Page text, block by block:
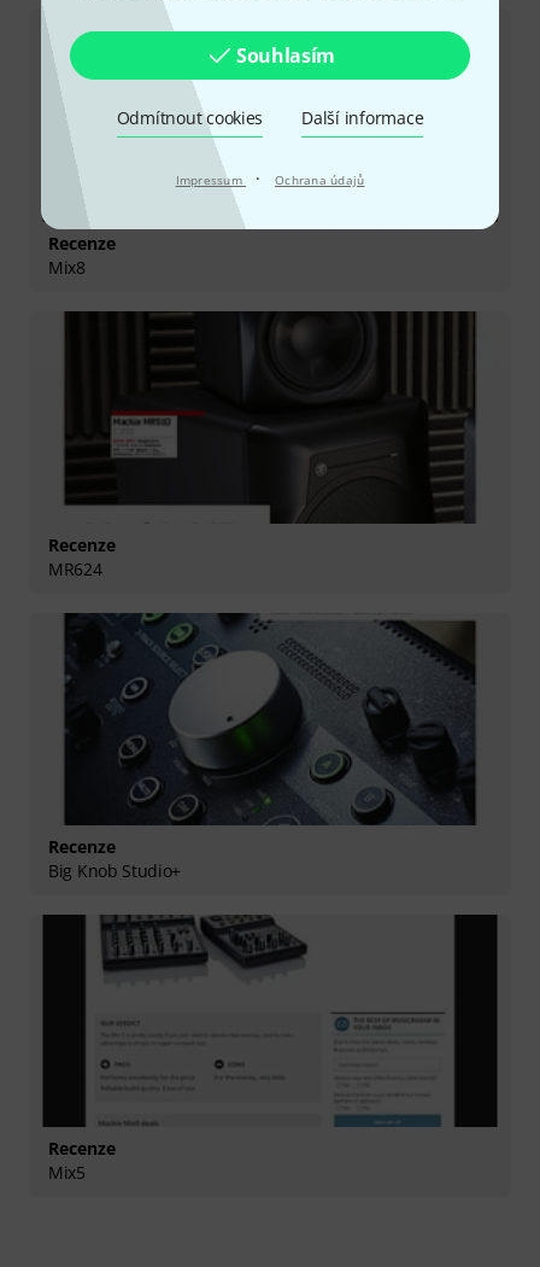
Souhlasím
Odmítnout cookies Další informace
Impressum · Ochrana údajů
Recenze
Mix8
Recenze
MR624
Recenze
Big Knob Studio+
Recenze
Mix5